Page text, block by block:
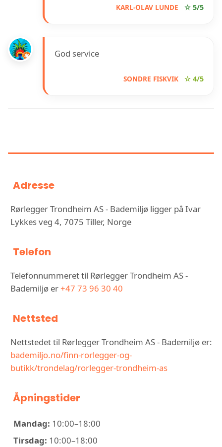
KARL-OLAV LUNDE ☆ 5/5
God service
SONDRE FISKVIK ☆ 4/5
Adresse
Rørlegger Trondheim AS - Bademiljø ligger på Ivar
Lykkes veg 4, 7075 Tiller, Norge
Telefon
Telefonnummeret til Rørlegger Trondheim AS -
Bademiljø er+47 73 96 30 40
Nettsted
Nettstedet til Rørlegger Trondheim AS - Bademiljø er:
bademiljo.no/finn-rorlegger-og-
butikk/trondelag/rorlegger-trondheim-as
Åpningstider
Mandag: 10:00–18:00
Tirsdag: 10:00–18:00